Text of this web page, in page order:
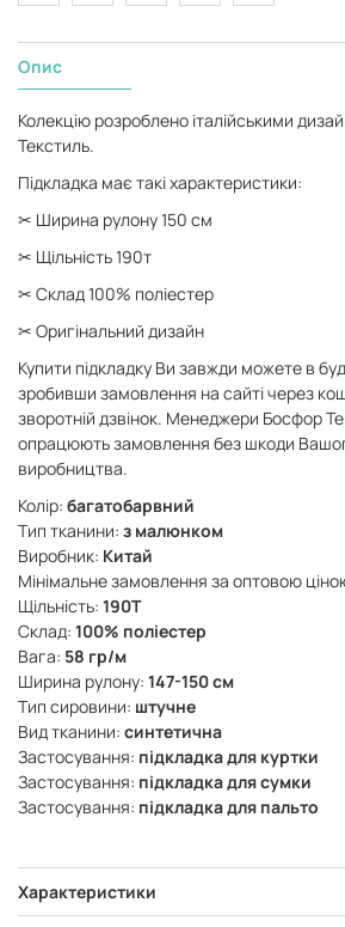
Опис
Колекцію розроблено італійськими
Текстиль.
Підкладка має такі характеристики:
✂ Ширина рулону 150 см
✂ Щільність 190т
✂ Склад 100% поліестер
✂ Оригінальний дизайн
Купити підкладку Ви завжди можете в
зробивши замовлення на сайті через
зворотній дзвінок. Менеджери Босфор
опрацюють замовлення без шкоди
виробництва.
Колір: багатобарвний
Тип тканини: з малюнком
Виробник: Китай
Мінімальне замовлення за оптовою
Щільність: 190Т
Склад: 100% поліестер
Вага: 58 гр/м
Ширина рулону: 147-150 см
Тип сировини: штучне
Вид тканини: синтетична
Застосування: підкладка для куртки
Застосування: підкладка для сумки
Застосування: підкладка для пальто
Характеристики